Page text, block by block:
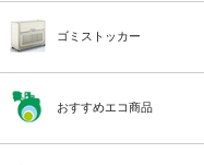
ゴミストッカー
おすすめエコ商品